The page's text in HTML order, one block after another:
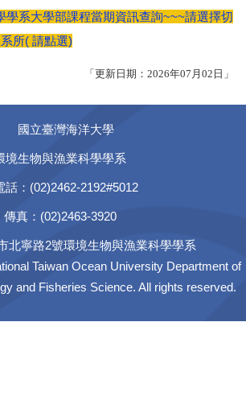
學系大學部課程當期資訊查詢~~~請選擇切
所( 請點選)
「更新日期：2026年07月02日」
國立臺灣海洋大學
境生物與漁業科學學系
話：(02)2462-2192#5012
傳真：(02)2463-3920
北寧路2號環境生物與漁業科學學系
Taiwan Ocean University Department of
and Fisheries Science. All rights reserved.